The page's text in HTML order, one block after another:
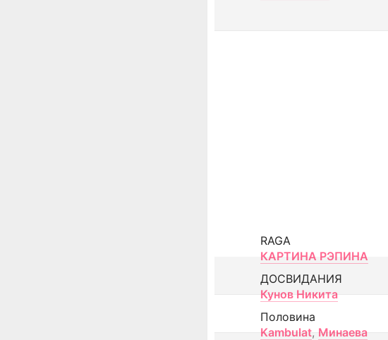
RAGA
КАРТИНА РЭПИНА
ДОСВИДАНИЯ
Кунов Никита
Половина
Kambulat, Минаева